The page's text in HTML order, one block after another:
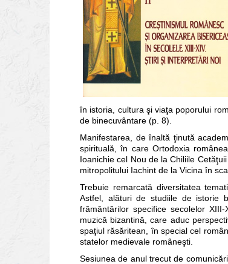
în istoria, cultura şi viaţa poporului
de binecuvântare (p. 8).
Manifestarea, de înaltă ţinută
spirituală, în care Ortodoxia
Ioanichie cel Nou de la Chiliile
mitropolitului Iachint de la Vicina în
Trebuie remarcată diversitatea
Astfel, alături de studiile de istorie
frământărilor specifice secolelor
muzică bizantină, care aduc
spaţiul răsăritean, în special cel
statelor medievale româneşti.
Sesiunea de anul trecut de